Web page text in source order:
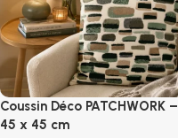
Coussin Déco PATCHWORK –
45 x 45 cm